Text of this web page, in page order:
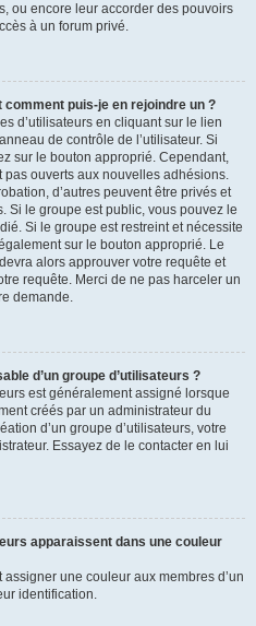
ou encore leur accorder des pouvoirs
à un forum privé.
puis-je en rejoindre un ?
d’utilisateurs en cliquant sur le lien
de contrôle de l’utilisateur. Si
sur le bouton approprié. Cependant,
pas ouverts aux nouvelles adhésions.
d’autres peuvent être privés et
Si le groupe est public, vous pouvez le
Si le groupe est restreint et nécessite
sur le bouton approprié. Le
alors approuver votre requête et
requête. Merci de ne pas harceler un
demande.
d’un groupe d’utilisateurs ?
est généralement assigné lorsque
créés par un administrateur du
d’un groupe d’utilisateurs, votre
Essayez de le contacter en lui
apparaissent dans une couleur
une couleur aux membres d’un
identification.